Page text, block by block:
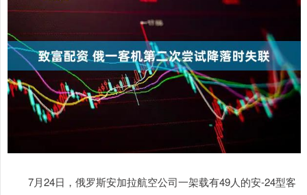
7月24日，俄罗斯安加拉航空公司一架载有49人的安-24型客